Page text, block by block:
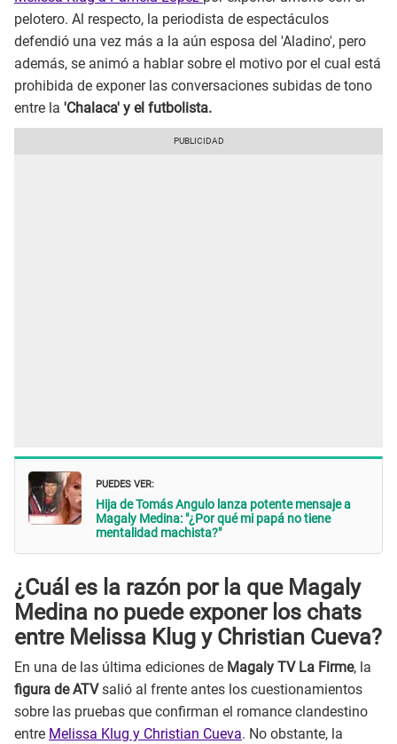
pelotero. Al respecto, la periodista de espectáculos
defendió una vez más a la aún esposa del 'Aladino', pero
además, se animó a hablar sobre el motivo por el cual está
prohibida de exponer las conversaciones subidas de tono
entre la 'Chalaca' y el futbolista.
PUEDES VER:
Hija de Tomás Angulo lanza potente mensaje a
Magaly Medina: "¿Por qué mi papá no tiene
mentalidad machista?"
¿Cuál es la razón por la que Magaly
Medina no puede exponer los chats
entre Melissa Klug y Christian Cueva?
En una de las última ediciones de Magaly TV La Firme, la
figura de ATVsalió al frente antes los cuestionamientos
sobre las pruebas que confirman el romance clandestino
entre Melissa Klug y Christian Cueva. No obstante, la